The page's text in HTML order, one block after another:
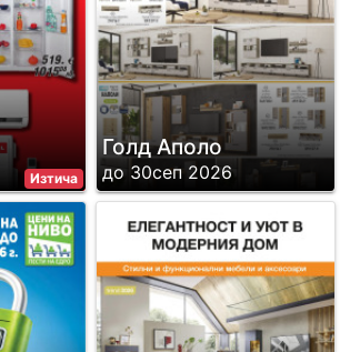
Изтича
Голд Аполо
до 30сеп 2026